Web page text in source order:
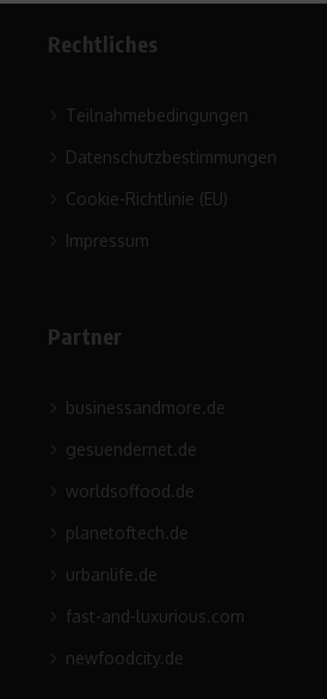
Rechtliches
Teilnahmebedingungen
Datenschutzbestimmungen
Cookie-Richtlinie (EU)
Impressum
Partner
businessandmore.de
gesuendernet.de
worldsoffood.de
planetoftech.de
urbanlife.de
fast-and-luxurious.com
newfoodcity.de